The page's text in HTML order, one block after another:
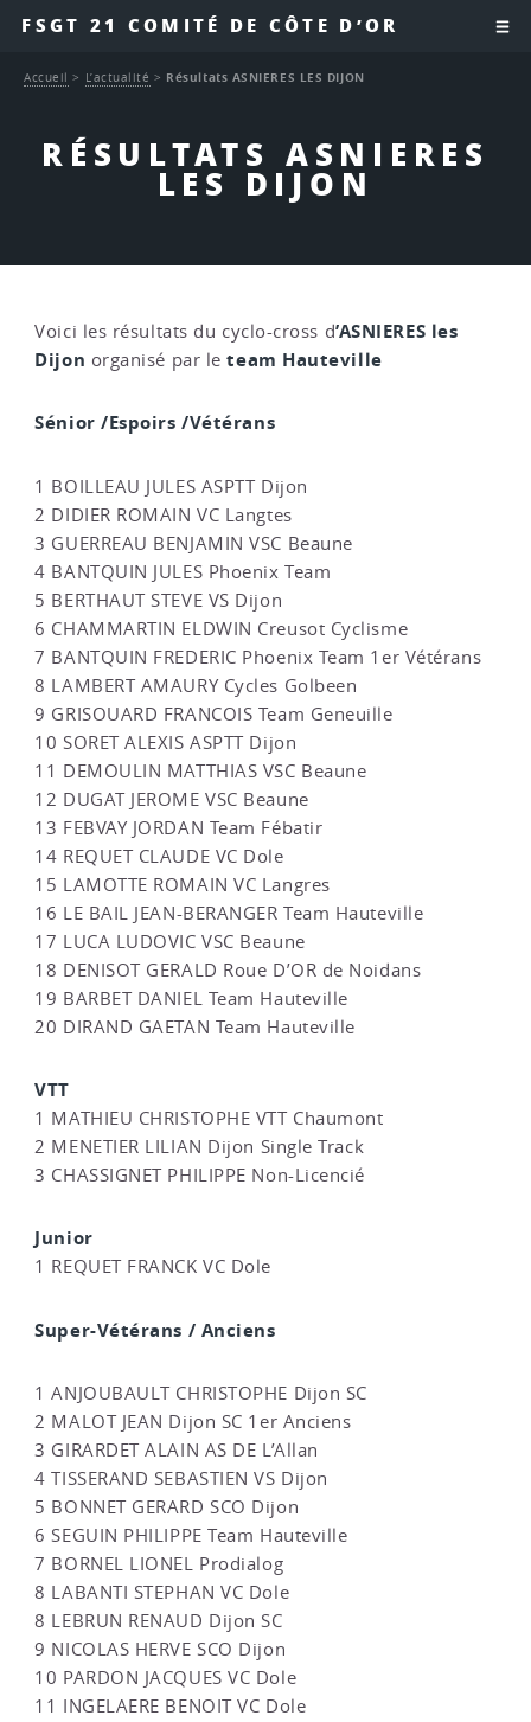
FSGT 21 COMITÉ DE CÔTE D’OR
RÉSULTATS ASNIERES
LES DIJON
Accueil > L’actualité > Résultats ASNIERES LES DIJON
Voici les résultats du cyclo-cross d’ASNIERES les
Dijon organisé par le team Hauteville
Sénior /Espoirs /Vétérans
1 BOILLEAU JULES ASPTT Dijon
2 DIDIER ROMAIN VC Langtes
3 GUERREAU BENJAMIN VSC Beaune
4 BANTQUIN JULES Phoenix Team
5 BERTHAUT STEVE VS Dijon
6 CHAMMARTIN ELDWIN Creusot Cyclisme
7 BANTQUIN FREDERIC Phoenix Team 1er Vétérans
8 LAMBERT AMAURY Cycles Golbeen
9 GRISOUARD FRANCOIS Team Geneuille
10 SORET ALEXIS ASPTT Dijon
11 DEMOULIN MATTHIAS VSC Beaune
12 DUGAT JEROME VSC Beaune
13 FEBVAY JORDAN Team Fébatir
14 REQUET CLAUDE VC Dole
15 LAMOTTE ROMAIN VC Langres
16 LE BAIL JEAN-BERANGER Team Hauteville
17 LUCA LUDOVIC VSC Beaune
18 DENISOT GERALD Roue D’OR de Noidans
19 BARBET DANIEL Team Hauteville
20 DIRAND GAETAN Team Hauteville
VTT
1 MATHIEU CHRISTOPHE VTT Chaumont
2 MENETIER LILIAN Dijon Single Track
3 CHASSIGNET PHILIPPE Non-Licencié
Junior
1 REQUET FRANCK VC Dole
Super-Vétérans / Anciens
1 ANJOUBAULT CHRISTOPHE Dijon SC
2 MALOT JEAN Dijon SC 1er Anciens
3 GIRARDET ALAIN AS DE L’Allan
4 TISSERAND SEBASTIEN VS Dijon
5 BONNET GERARD SCO Dijon
6 SEGUIN PHILIPPE Team Hauteville
7 BORNEL LIONEL Prodialog
8 LABANTI STEPHAN VC Dole
8 LEBRUN RENAUD Dijon SC
9 NICOLAS HERVE SCO Dijon
10 PARDON JACQUES VC Dole
11 INGELAERE BENOIT VC Dole